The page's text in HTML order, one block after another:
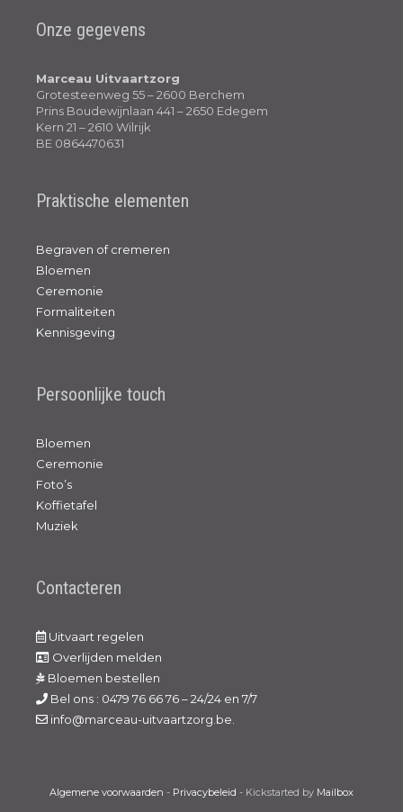
Onze gegevens
Marceau Uitvaartzorg
Grotesteenweg 55 – 2600 Berchem
Prins Boudewijnlaan 441 – 2650 Edegem
Kern 21 – 2610 Wilrijk
BE 0864470631
Praktische elementen
Begraven of cremeren
Bloemen
Ceremonie
Formaliteiten
Kennisgeving
Persoonlijke touch
Bloemen
Ceremonie
Foto’s
Koffietafel
Muziek
Contacteren
Uitvaart regelen
Overlijden melden
Bloemen bestellen
Bel ons : 0479 76 66 76 – 24/24 en 7/7
info@marceau-uitvaartzorg.be.
Algemene voorwaarden - Privacybeleid - Kickstarted by Mailbox